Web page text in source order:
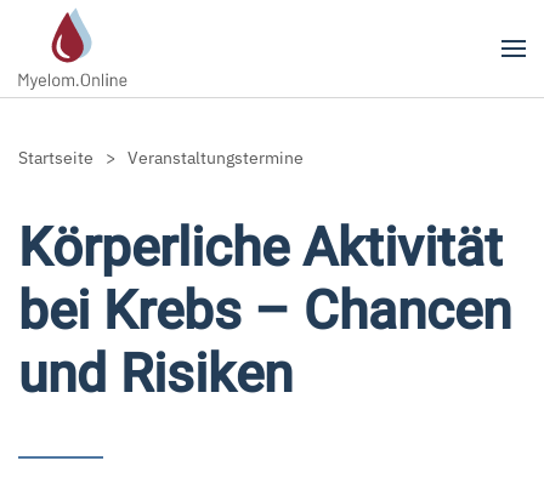
Zum Hauptinhalt springen
Startseite Veranstaltungstermine
Körperliche Aktivität
bei Krebs – Chancen
und Risiken